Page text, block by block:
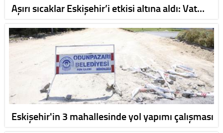
Aşırı sıcaklar Eskişehir’i etkisi altına aldı: Vat…
Eskişehir'in 3 mahallesinde yol yapımı çalışması